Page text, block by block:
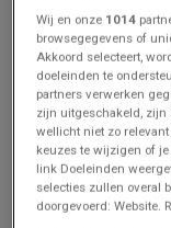
vous
Prijsgegevens
geldig tot en
met 21/8
Wij en onze 1014
browsegegevens of
Akkoord selecteert,
doeleinden te
partners verwerken
zijn uitgeschakeld, zijn
wellicht niet zo
keuzes te wijzigen of
link Doeleinden
selecties zullen overal
doorgevoerd: Website.